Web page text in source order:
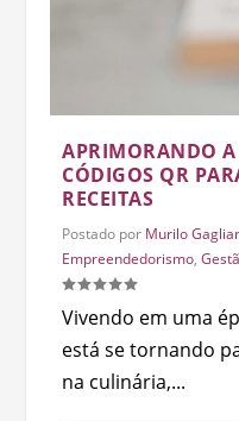
APRIMORANDO
CÓDIGOS QR
RECEITAS
Postado por Murilo
Empreendedorismo,
Vivendo em uma
está se tornando
na culinária,...